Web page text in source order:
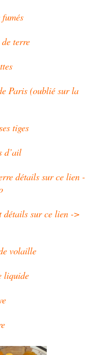
terre
Paris (oublié sur la
tiges
d’ail
détails sur ce lien -
détails sur ce lien ->
volaille
liquide